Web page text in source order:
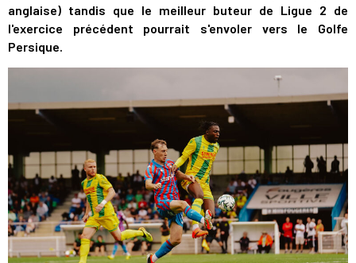
anglaise) tandis que le meilleur buteur de Ligue 2 de
l'exercice précédent pourrait s'envoler vers le Golfe
Persique.